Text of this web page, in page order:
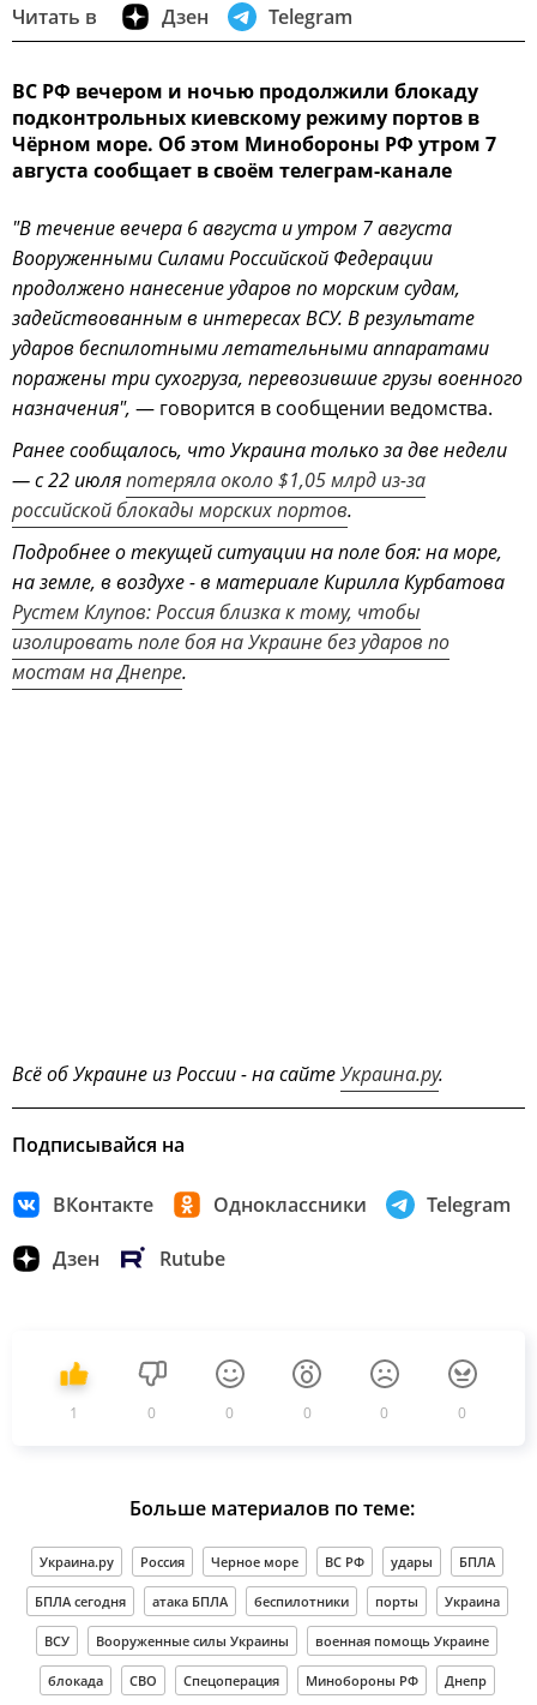
Читать в Дзен Telegram
ВС РФ вечером и ночью продолжили блокаду
подконтрольных киевскому режиму портов в
Чёрном море. Об этом Минобороны РФ утром 7
августа сообщает в своём телеграм-канале
"В течение вечера 6 августа и утром 7 августа
Вооруженными Силами Российской Федерации
продолжено нанесение ударов по морским судам,
задействованным в интересах ВСУ. В результате
ударов беспилотными летательными аппаратами
поражены три сухогруза, перевозившие грузы военного
назначения", — говорится в сообщении ведомства.
Ранее сообщалось, что Украина только за две недели
— с 22 июляпотеряла около $1,05 млрд из-за
российской блокады морских портов.
Подробнее о текущей ситуации на поле боя: на море,
на земле, в воздухе - в материале Кирилла Курбатова
Рустем Клупов: Россия близка к тому, чтобы
изолировать поле боя на Украине без ударов по
мостам на Днепре.
Всё об Украине из России - на сайтеУкраина.ру.
Подписывайся на
ВКонтакте Одноклассники Telegram
Дзен Rutube
1 0 0 0 0 0
Больше материалов по теме:
Украина.ру Россия Черное море ВС РФ удары БПЛА
БПЛА сегодня атака БПЛА беспилотники порты Украина
ВСУ Вооруженные силы Украины военная помощь Украине
блокада СВО Спецоперация Минобороны РФ Днепр